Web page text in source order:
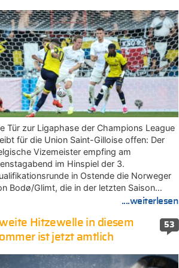
Tür zur Ligaphase der Champions League
für die Union Saint-Gilloise offen: Der
Vizemeister empfing am
im Hinspiel der 3.
in Ostende die Norweger
Bodø/Glimt, die in der letzten Saison…
....weiterlesen
53
Hitzewelle in diesem
ist jetzt amtlich